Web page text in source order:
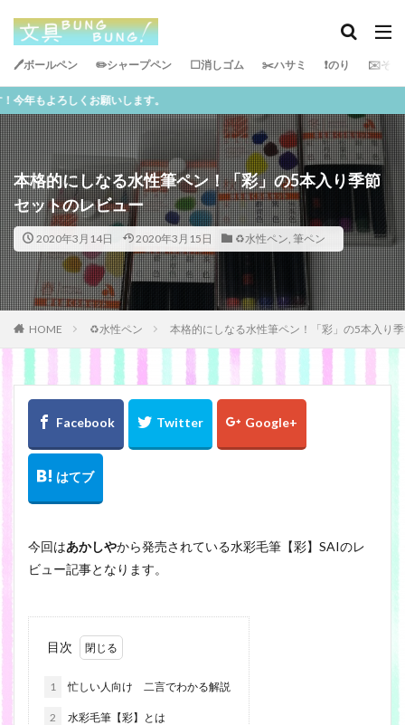
🖊ボールペン ✏️シャープペン ⬜️消しゴム ✂️ハサミ ❗️のり ✉️その
します。
本格的にしなる水性筆ペン！「彩」の5本入り季節
セットのレビュー
2020年3月14日 2020年3月15日 ♻️水性ペン, 筆ペン
HOME ♻️水性ペン 本格的にしなる水性筆ペン！「彩」の5本入り
今回はあかしやから発売されている水彩毛筆【彩】SAIのレ
ビュー記事となります。
目次
1 忙しい人向け 二言でわかる解説
2 水彩毛筆【彩】とは
タグ
PILOT サインペン
ボールペン
テープのり
油性マジック
ビジネス
uni カンミ堂 学生
消しゴム
両面テープ
ZEBRA プラス
レイメイ藤井
KUTSUWA
シャープペン ペンケース
トンボ
キングジム 収納
セロテープ
さくらクレパス
バッグ
水性ペン
スティックのり
カラーペン
サクラクレパス
コンパス
SONic
ラインマーカー
検索